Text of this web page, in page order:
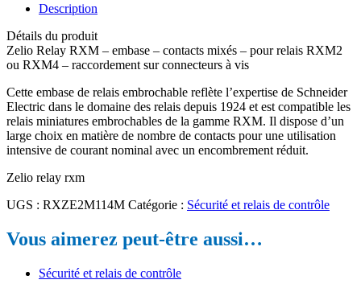
Description
Détails du produit
Zelio Relay RXM – embase – contacts mixés – pour relais RXM2
ou RXM4 – raccordement sur connecteurs à vis
Cette embase de relais embrochable reflète l’expertise de Schneider
Electric dans le domaine des relais depuis 1924 et est compatible les
relais miniatures embrochables de la gamme RXM. Il dispose d’un
large choix en matière de nombre de contacts pour une utilisation
intensive de courant nominal avec un encombrement réduit.
Zelio relay rxm
UGS : RXZE2M114M Catégorie : Sécurité et relais de contrôle
Vous aimerez peut-être aussi…
Sécurité et relais de contrôle